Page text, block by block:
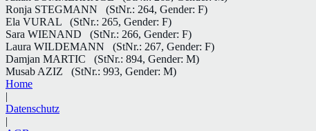
Ronja STEGMANN
(StNr.: 264, Gender: F)
Ela VURAL
(StNr.: 265, Gender: F)
Sara WIENAND
(StNr.: 266, Gender: F)
Laura WILDEMANN
(StNr.: 267, Gender: F)
Damjan MARTIC
(StNr.: 894, Gender: M)
Musab AZIZ
(StNr.: 993, Gender: M)
Home
|
Datenschutz
|